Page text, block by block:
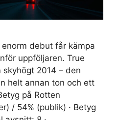
debut får kämpa
uppföljaren. True
2014 – den
helt annan ton och ett
på Rotten
/ 54% (publik) · Betyg